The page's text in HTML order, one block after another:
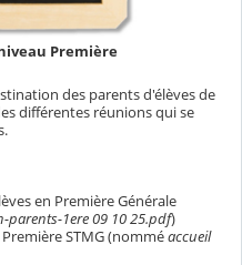
Première
des parents d'élèves de
différentes réunions qui se
en Première Générale
parents-1ere 09 10 25.pdf)
STMG (nomméaccueil